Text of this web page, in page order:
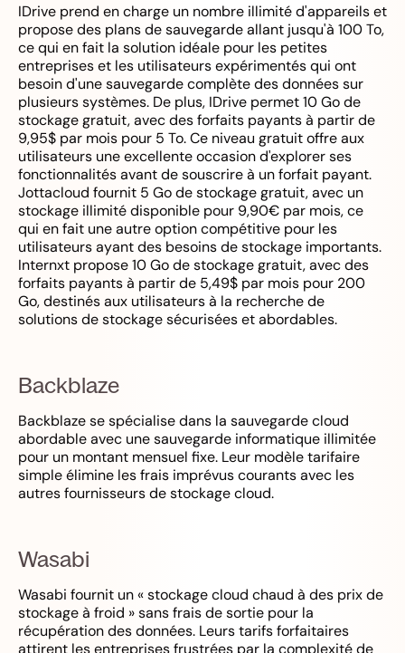
IDrive prend en charge un nombre illimité d'appareils et
propose des plans de sauvegarde allant jusqu'à 100 To,
ce qui en fait la solution idéale pour les petites
entreprises et les utilisateurs expérimentés qui ont
besoin d'une sauvegarde complète des données sur
plusieurs systèmes. De plus, IDrive permet 10 Go de
stockage gratuit, avec des forfaits payants à partir de
9,95$ par mois pour 5 To. Ce niveau gratuit offre aux
utilisateurs une excellente occasion d'explorer ses
fonctionnalités avant de souscrire à un forfait payant.
Jottacloud fournit 5 Go de stockage gratuit, avec un
stockage illimité disponible pour 9,90€ par mois, ce
qui en fait une autre option compétitive pour les
utilisateurs ayant des besoins de stockage importants.
Internxt propose 10 Go de stockage gratuit, avec des
forfaits payants à partir de 5,49$ par mois pour 200
Go, destinés aux utilisateurs à la recherche de
solutions de stockage sécurisées et abordables.
Backblaze
Backblaze se spécialise dans la sauvegarde cloud
abordable avec une sauvegarde informatique illimitée
pour un montant mensuel fixe. Leur modèle tarifaire
simple élimine les frais imprévus courants avec les
autres fournisseurs de stockage cloud.
Wasabi
Wasabi fournit un « stockage cloud chaud à des prix de
stockage à froid » sans frais de sortie pour la
récupération des données. Leurs tarifs forfaitaires
attirent les entreprises frustrées par la complexité de